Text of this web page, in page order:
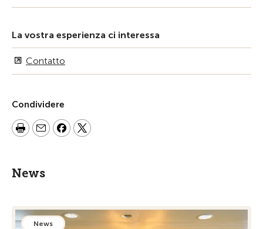
La vostra esperienza ci interessa
Contatto
Condividere
News
News